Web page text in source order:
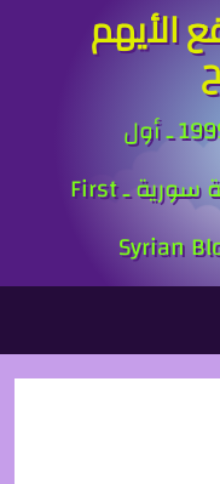
الأيهم
منذ 1999 ـ أول
مدونة سورية ـ First
Syrian